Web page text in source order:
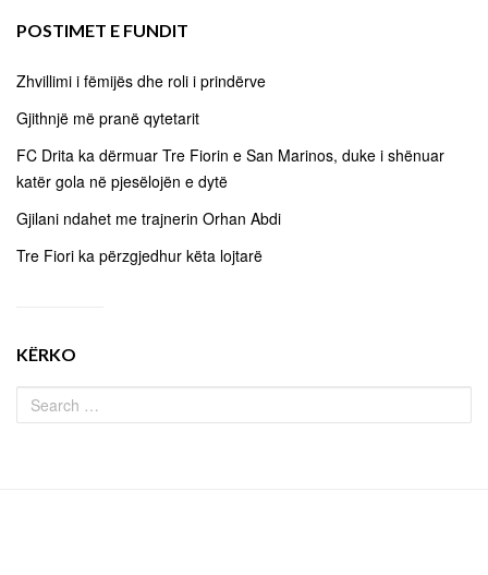
POSTIMET E FUNDIT
Zhvillimi i fëmijës dhe roli i prindërve
Gjithnjë më pranë qytetarit
FC Drita ka dërmuar Tre Fiorin e San Marinos, duke i shënuar
katër gola në pjesëlojën e dytë
Gjilani ndahet me trajnerin Orhan Abdi
Tre Fiori ka përzgjedhur këta lojtarë
KËRKO